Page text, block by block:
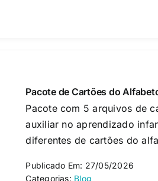
Pacote de Cartões do
Pacote com 5 arquivos de
auxiliar no aprendizado
diferentes de cartões do
Publicado Em: 27/05/2026
Categorias: Blog